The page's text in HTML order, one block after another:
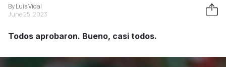
By Luis Vidal
June 25, 2023
Todos aprobaron. Bueno, casi todos.